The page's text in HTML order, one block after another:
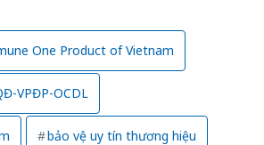
One Product of Vietnam
VPĐP-OCDL
bảo vệ uy tín thương hiệu